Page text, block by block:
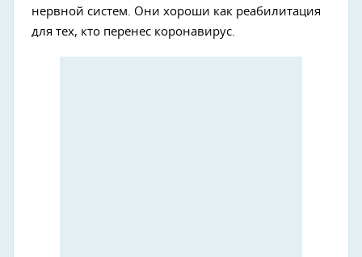
нервной систем. Они хороши как реабилитация
для тех, кто перенес коронавирус.